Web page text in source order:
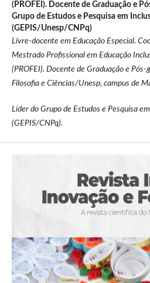
(PROFEI). Docente de Graduação e
Grupo de Estudos e Pesquisa em
(GEPIS/Unesp/CNPq)
Livre-docente em Educação Especial.
Mestrado Profissional em Educação
(PROFEI). Docente de Graduação e Pós-
Filosofia e Ciências/Unesp, campus de
Líder do Grupo de Estudos e Pesquisa
(GEPIS/CNPq).